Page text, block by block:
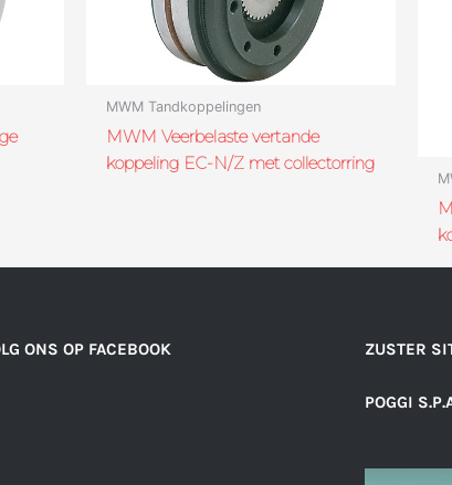
MWM Tandkoppelingen
MWM Veerbelaste vertande
koppeling EC-N/Z met collectorring
ONS OP FACEBOOK ZUSTER
POGGI